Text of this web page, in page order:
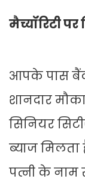
मैच्यॉरिटी
आपके पास
शानदार
सिनियर
ब्याज
पत्नी के नाम